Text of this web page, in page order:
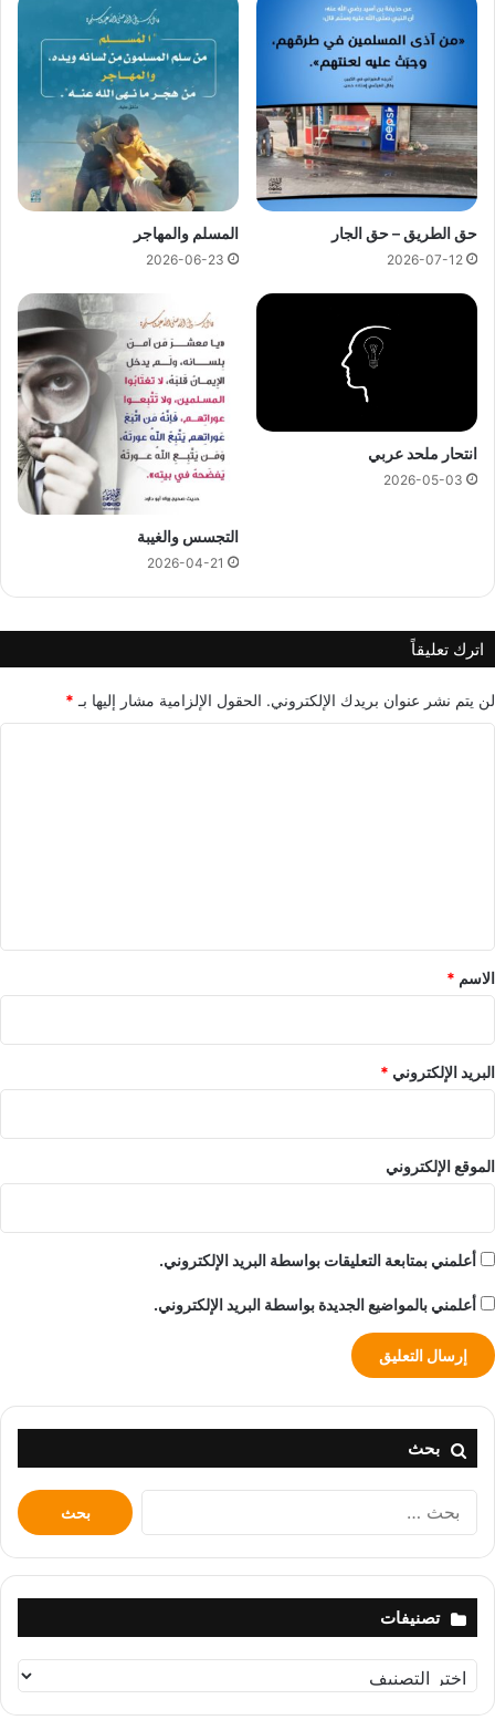
حق الطريق – حق الجار
2026-07-12
المسلم والمهاجر
2026-06-23
انتحار ملحد عربي
2026-05-03
التجسس والغيبة
2026-04-21
اترك تعليقاً
لن يتم نشر عنوان بريدك الإلكتروني. الحقول الإلزامية مشار إليها بـ *
*
الاسم *
البريد الإلكتروني *
الموقع الإلكتروني
أعلمني بمتابعة التعليقات بواسطة البريد الإلكتروني.
أعلمني بالمواضيع الجديدة بواسطة البريد الإلكتروني.
بحث
البحث
عن:
تصنيفات
تصنيفات